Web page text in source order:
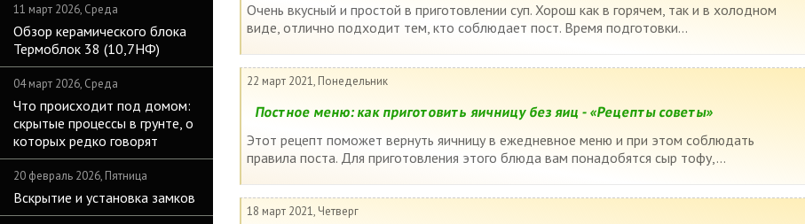
11 март 2026, Среда
Обзор керамического блока
Термоблок 38 (10,7НФ)
04 март 2026, Среда
Что происходит под домом:
скрытые процессы в грунте, о
которых редко говорят
20 февраль 2026, Пятница
Вскрытие и установка замков
Очень вкусный и простой в приготовлении суп. Хорош как в горячем, так и в холодном
виде, отлично подходит тем, кто соблюдает пост. Время подготовки...
22 март 2021, Понедельник
Постное меню: как приготовить яичницу без яиц - «Рецепты советы»
Этот рецепт поможет вернуть яичницу в ежедневное меню и при этом соблюдать
правила поста. Для приготовления этого блюда вам понадобятся сыр тофу,...
18 март 2021, Четверг